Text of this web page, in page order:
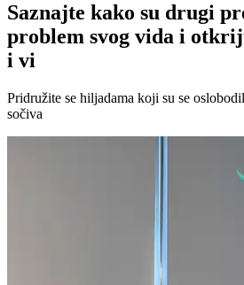
Saznajte kako su drugi
problem svog vida i
i vi
Pridružite se hiljadama koji su se
sočiva